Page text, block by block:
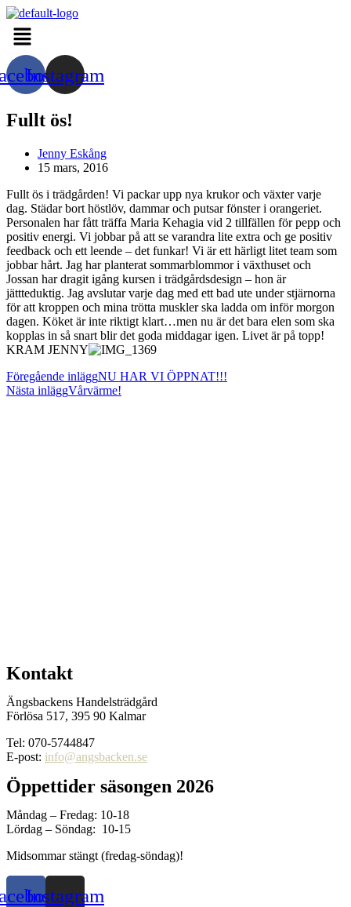
Hoppa
till
innehållet
Menu
Instagram
Fullt ös!
Inläggsförfattare:
Jenny Eskång
Inlägget
15 mars, 2016
Fullt ös i trädgården! Vi packar upp nya krukor och växter varje
dag. Städar bort höstlöv, dammar och putsar fönster i orangeriet.
Personalen har fått träffa Maria Kehagia vid 2 tillfällen för pepp och
positiv energi. Vi jobbar på att se varandra lite extra och ge positiv
feedback och ett leende – det funkar! Vi är ett härligt litet team som
jobbar hårt. Jag har planterat sommarblommor i växthuset och
Jossan har dragit igång kursen i trädgårdsdesign – hon är
jättteduktig. Jag avslutar varje dag med ett bad ute under stjärnorna
för att kroppen och mina trötta muskler ska ladda om inför morgon
dagen. Köket är inte riktigt klart…men nu är det bara elen som ska
kopplas in så snart blir det goda middagar igen. Livet är på topp!
KRAM JENNY
Läs
fler
Föregående inläggNU HAR VI ÖPPNAT!!!
Nästa inläggVårvärme!
Kontakt
Ängsbackens Handelsträdgård
Förlösa 517, 395 90 Kalmar
Tel: 070-5744847
E-post: info@angsbacken.se
Öppettider säsongen 2026
Måndag – Fredag: 10-18
Lördag – Söndag: 10-15
Midsommar stängt (fredag-söndag)!
Instagram